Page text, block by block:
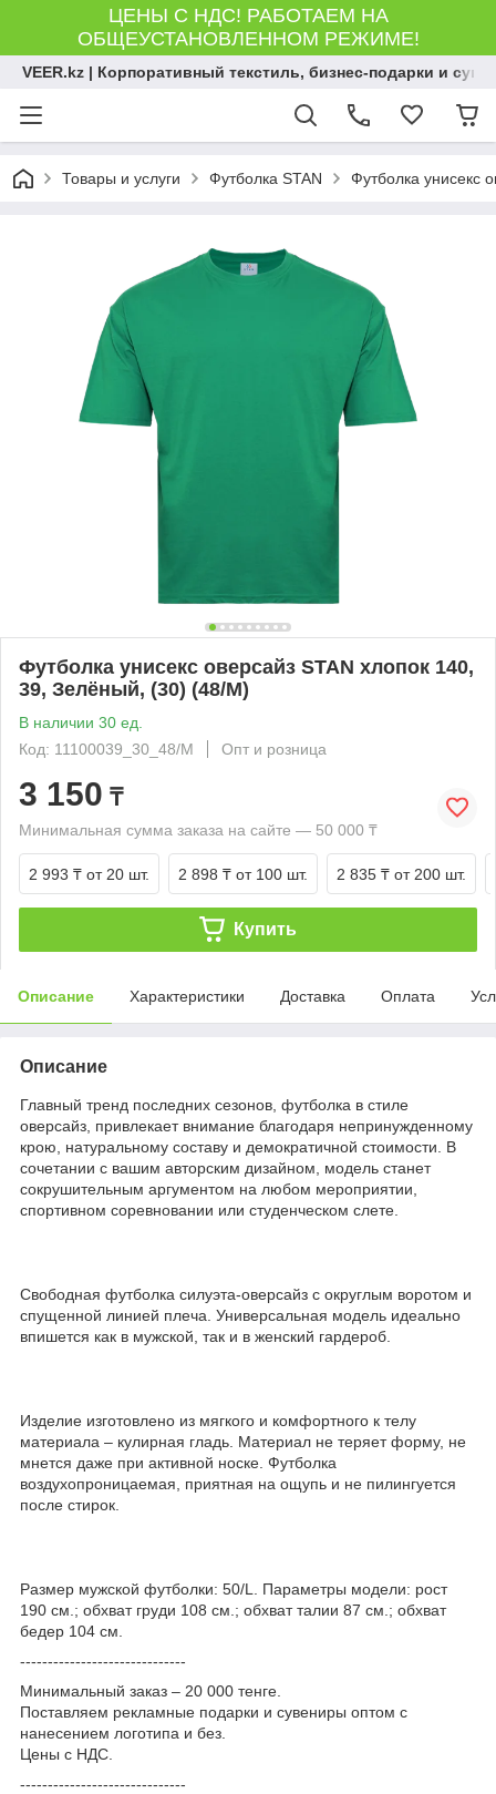
ЦЕНЫ С НДС! РАБОТАЕМ НА
ОБЩЕУСТАНОВЛЕННОМ РЕЖИМЕ!
VEER.kz | Корпоративный текстиль, бизнес-подарки и
Товары и услуги Футболка STAN Футболка унисекс
Футболка унисекс оверсайз STAN хлопок 140,
39, Зелёный, (30) (48/M)
В наличии 30 ед.
Код: 11100039_30_48/M
Опт и розница
3 150 ₸
Минимальная сумма заказа на сайте — 50 000 ₸
2 993 ₸ от 20 шт. 2 898 ₸ от 100 шт. 2 835 ₸ от 200 шт.
Купить
Описание Характеристики Доставка Оплата
Описание
Главный тренд последних сезонов, футболка в стиле
оверсайз, привлекает внимание благодаря непринужденному
крою, натуральному составу и демократичной стоимости. В
сочетании с вашим авторским дизайном, модель станет
сокрушительным аргументом на любом мероприятии,
спортивном соревновании или студенческом слете.
Свободная футболка силуэта-оверсайз с округлым воротом и
спущенной линией плеча. Универсальная модель идеально
впишется как в мужской, так и в женский гардероб.
Изделие изготовлено из мягкого и комфортного к телу
материала – кулирная гладь. Материал не теряет форму, не
мнется даже при активной носке. Футболка
воздухопроницаемая, приятная на ощупь и не пилингуется
после стирок.
Размер мужской футболки: 50/L. Параметры модели: рост
190 см.; обхват груди 108 см.; обхват талии 87 см.; обхват
бедер 104 см.
------------------------------
Минимальный заказ – 20 000 тенге.
Поставляем рекламные подарки и сувениры оптом с
нанесением логотипа и без.
Цены с НДС.
------------------------------